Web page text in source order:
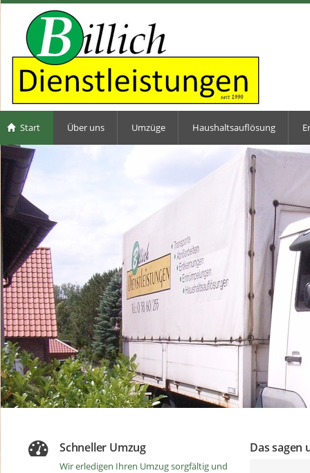
Start Über uns Umzüge Haushaltsauflösung
Schneller Umzug
Wir erledigen Ihren Umzug sorgfältig und
Das sagen